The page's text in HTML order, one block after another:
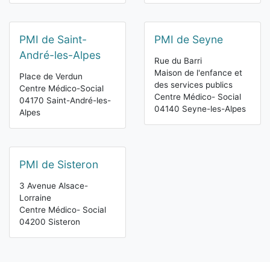
PMI de Saint-
André-les-Alpes
Place de Verdun
Centre Médico-Social
04170 Saint-André-les-
Alpes
PMI de Seyne
Rue du Barri
Maison de l'enfance et
des services publics
Centre Médico- Social
04140 Seyne-les-Alpes
PMI de Sisteron
3 Avenue Alsace-
Lorraine
Centre Médico- Social
04200 Sisteron